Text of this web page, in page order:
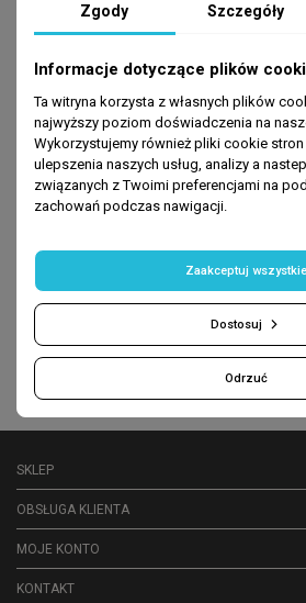
Zapisz się
-10% na
podaj swój e-mail:
DOŁĄCZ
SKLEP
OBSŁUGA KLIENTA
MOJE KONTO
KONTAKT
Zgody Szczegóły
Informacje dotyczące plików
Ta witryna korzysta z własnych plików
najwyższy poziom doświadczenia na
Wykorzystujemy również pliki cookie
ulepszenia naszych usług, analizy a
związanych z Twoimi preferencjami na
zachowań podczas nawigacji.
Odrzuć
Dostosuj
Zaakceptuj wszystkie